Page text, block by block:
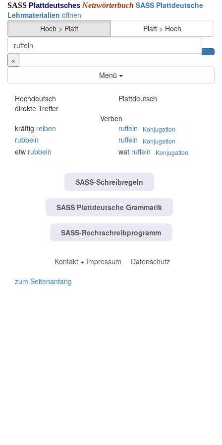
SASS Plattdeutsches Netzwörterbuch SASS Plattdeutsche
Lehrmaterialien öffnen
Hoch > Platt
Platt > Hoch
×
Menü
Hochdeutsch
Plattdeutsch
direkte Treffer
Verben
kräftig reiben ruffeln Konjugation
rubbeln ruffeln Konjugation
etw rubbeln wat ruffeln Konjugation
SASS-Schreibregeln
SASS Plattdeutsche Grammatik
SASS-Rechtschreibprogramm
Kontakt + Impressum
Datenschutz
zum Seitenanfang